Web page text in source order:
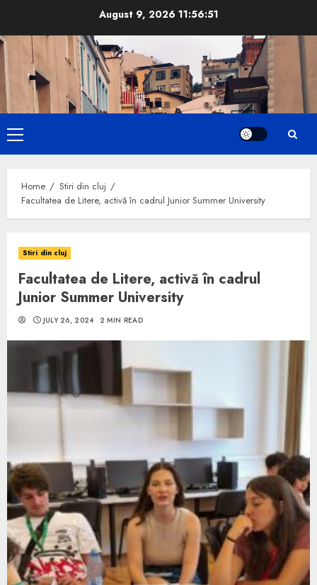
content
August 9, 2026 11:56:52
Primary
Menu
Home
Stiri din cluj
Facultatea de Litere, activă în cadrul Junior Summer University
Stiri din cluj
Facultatea de Litere, activă în cadrul
Junior Summer University
JULY 26, 2024 2 MIN READ